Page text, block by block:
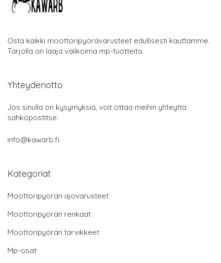
Osta kaikki moottoripyörävarusteet edullisesti kauttamme.
Tarjolla on laaja valikoima mp-tuotteita.
Yhteydenotto
Jos sinulla on kysymyksiä, voit ottaa meihin yhteyttä
sähköpostitse:
info@kawarb.fi
Kategoriat
Moottoripyörän ajovarusteet
Moottoripyörän renkaat
Moottoripyörän tarvikkeet
Mp-osat